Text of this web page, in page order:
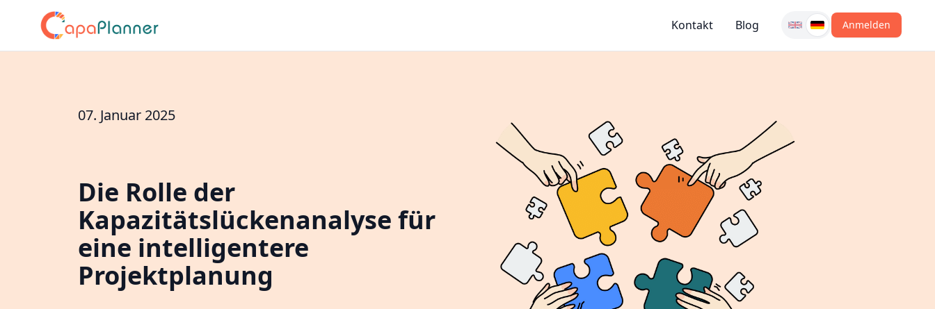
Anmelden
Kontakt Blog
07. Januar 2025
Die Rolle der
Kapazitätslückenanalyse für
eine intelligentere
Projektplanung